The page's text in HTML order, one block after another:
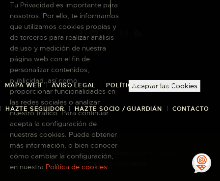
MAPA WEB AVISO LEGAL POLÍTICA DE COOKIES
HAZTE SEGUIDOR HAZTE SOCIO / GUARDIÁN CONTACTO
Copyright © 2026 El Museo Canario · Todos
los derechos reservados
Tu Privacidad es importante para
nosotros. Por ello, te informamos
que utilizamos cookies propias y
de terceros para realizar análisis
de uso y medición de nuestra
página web con el fin de
personalizar contenidos,
publicidad, así como
proporcionar funcionalidades en
las redes sociales o analizar
nuestro tráfico. Para continuar
acepta la configuración de
nuestras cookies. Puede obtener
más información, o bien conocer
cómo cambiar la configuración,
en nuestra Política de cookies
Aceptar las Cookies